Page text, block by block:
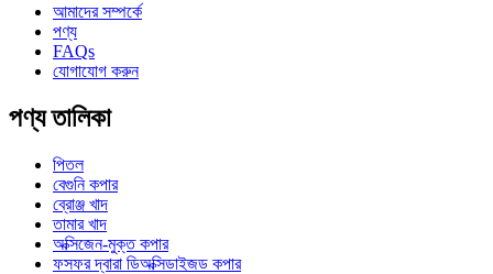
আমাদের সম্পর্কে
পণ্য
FAQs
যোগাযোগ করুন
পণ্য তালিকা
পিতল
বেগুনি কপার
ব্রোঞ্জ খাদ
তামার খাদ
অক্সিজেন-মুক্ত কপার
ফসফর দ্বারা ডিঅক্সিডাইজড কপার